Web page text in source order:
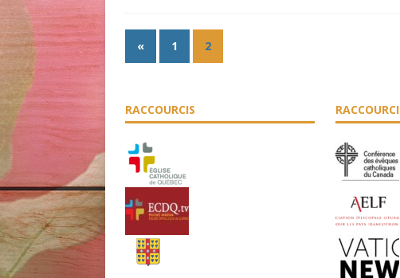
« 1 2
RACCOURCIS